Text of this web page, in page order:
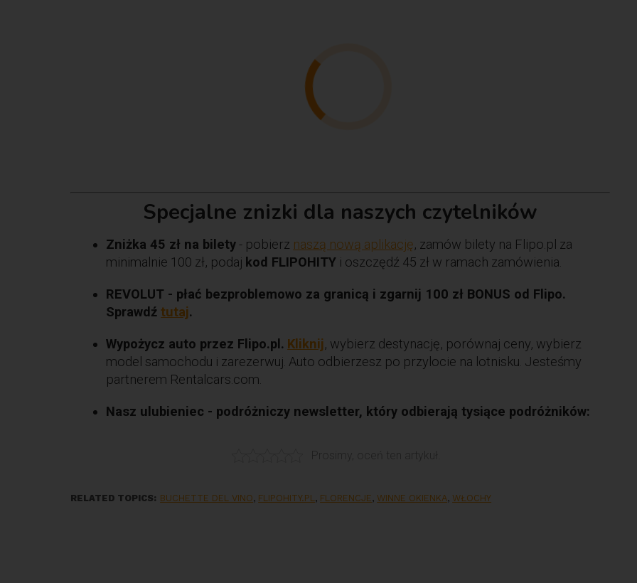
Specjalne znizki dla naszych czytelników
Zniżka 45 zł na bilety - pobierz naszą nową aplikację, zamów bilety na Flipo.pl za
minimalnie 100 zł, podaj kod FLIPOHITY i oszczędź 45 zł w ramach zamówienia.
REVOLUT - płać bezproblemowo za granicą i zgarnij 100 zł BONUS od Flipo.
Sprawdźtutaj.
Wypożycz auto przez Flipo.pl. Kliknij, wybierz destynację, porównaj ceny, wybierz
model samochodu i zarezerwuj. Auto odbierzesz po przylocie na lotnisku. Jesteśmy
partnerem Rentalcars.com.
Nasz ulubieniec - podróżniczy newsletter, który odbierają tysiące podróżników:
RELATED TOPICS: BUCHETTE DEL VINO, FLIPOHITY.PL, FLORENCJE, WINNE OKIENKA, WŁOCHY